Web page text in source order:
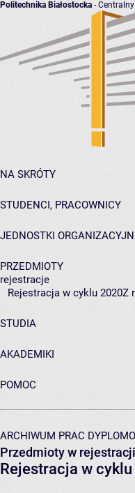
Politechnika Białostocka -
NA SKRÓTY
STUDENCI, PRACOWNICY
JEDNOSTKI
PRZEDMIOTY
rejestracje
Rejestracja w cyklu 2020Z
STUDIA
AKADEMIKI
POMOC
ARCHIWUM PRAC
Przedmioty w rejestracji
Rejestracja w